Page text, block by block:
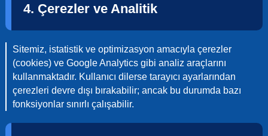
4. Çerezler ve Analitik
Sitemiz, istatistik ve optimizasyon amacıyla çerezler
(cookies) ve Google Analytics gibi analiz araçlarını
kullanmaktadır. Kullanıcı dilerse tarayıcı ayarlarından
çerezleri devre dışı bırakabilir; ancak bu durumda bazı
fonksiyonlar sınırlı çalışabilir.